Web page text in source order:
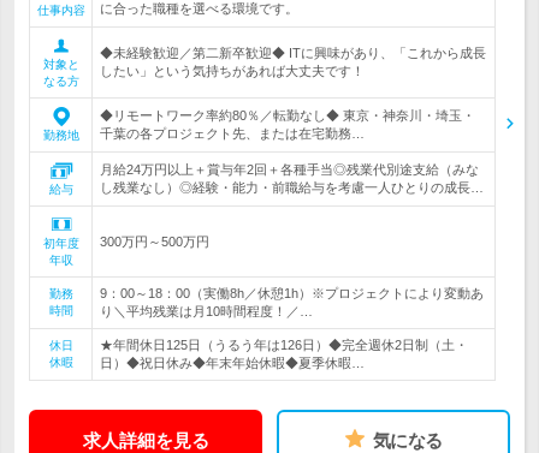
仕事内容
に合った職種を選べる環境です。
対象と
なる方
◆未経験歓迎／第二新卒歓迎◆ ITに興味があり、「これから成長
したい」という気持ちがあれば大丈夫です！
勤務地
◆リモートワーク率約80％／転勤なし◆ 東京・神奈川・埼玉・
千葉の各プロジェクト先、または在宅勤務…
給与
月給24万円以上＋賞与年2回＋各種手当◎残業代別途支給（みな
し残業なし）◎経験・能力・前職給与を考慮一人ひとりの成長…
初年度
年収
300万円～500万円
勤務
時間
9：00～18：00（実働8h／休憩1h）※プロジェクトにより変動あ
り＼平均残業は月10時間程度！／…
休日
休暇
★年間休日125日（うるう年は126日）◆完全週休2日制（土・
日）◆祝日休み◆年末年始休暇◆夏季休暇…
求人詳細を見る 気になる